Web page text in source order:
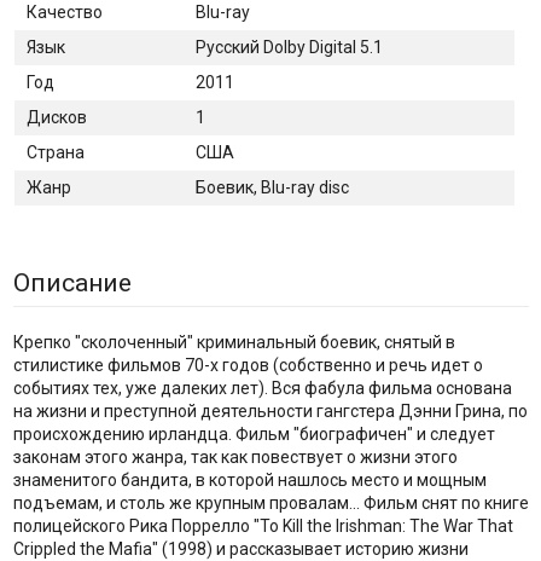
Качество
Blu-ray
Язык
Русский Dolby Digital 5.1
Год
2011
Дисков
1
Страна
США
Жанр
Боевик, Blu-ray disc
Описание
Крепко "сколоченный" криминальный боевик, снятый в
стилистике фильмов 70-х годов (собственно и речь идет о
событиях тех, уже далеких лет). Вся фабула фильма основана
на жизни и преступной деятельности гангстера Дэнни Грина, по
происхождению ирландца. Фильм "биографичен" и следует
законам этого жанра, так как повествует о жизни этого
знаменитого бандита, в которой нашлось место и мощным
подъемам, и столь же крупным провалам... Фильм снят по книге
полицейского Рика Поррелло "To Kill the Irishman: The War That
Crippled the Mafia" (1998) и рассказывает историю жизни